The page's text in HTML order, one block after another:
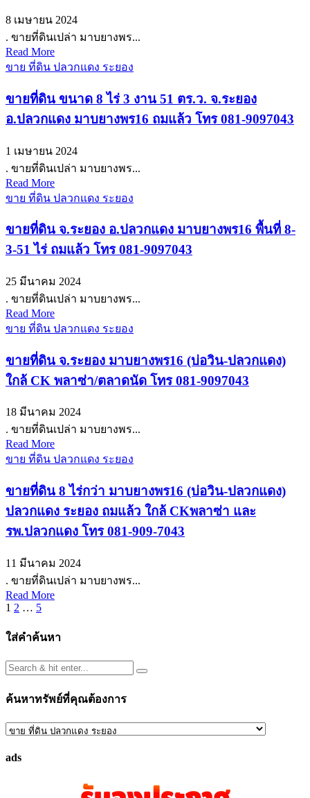
8 เมษายน 2024
. ขายที่ดินเปล่า มาบยางพร...
Read More
ขาย ที่ดิน ปลวกแดง ระยอง
ขายที่ดิน ขนาด 8 ไร่ 3 งาน 51 ตร.ว. จ.ระยอง
อ.ปลวกแดง มาบยางพร16 ถมแล้ว โทร 081-9097043
1 เมษายน 2024
. ขายที่ดินเปล่า มาบยางพร...
Read More
ขาย ที่ดิน ปลวกแดง ระยอง
ขายที่ดิน จ.ระยอง อ.ปลวกแดง มาบยางพร16 พื้นที่ 8-
3-51 ไร่ ถมแล้ว โทร 081-9097043
25 มีนาคม 2024
. ขายที่ดินเปล่า มาบยางพร...
Read More
ขาย ที่ดิน ปลวกแดง ระยอง
ขายที่ดิน จ.ระยอง มาบยางพร16 (บ่อวิน-ปลวกแดง)
ใกล้ CK พลาซ่า/ตลาดนัด โทร 081-9097043
18 มีนาคม 2024
. ขายที่ดินเปล่า มาบยางพร...
Read More
ขาย ที่ดิน ปลวกแดง ระยอง
ขายที่ดิน 8 ไร่กว่า มาบยางพร16 (บ่อวิน-ปลวกแดง)
ปลวกแดง ระยอง ถมแล้ว ใกล้ CKพลาซ่า และ
รพ.ปลวกแดง โทร 081-909-7043
11 มีนาคม 2024
. ขายที่ดินเปล่า มาบยางพร...
Read More
Posts
pagination
1 2 … 5
ใส่คำค้นหา
ค้นหาทรัพย์ที่คุณต้องการ
ค้นหา
ที่
ads